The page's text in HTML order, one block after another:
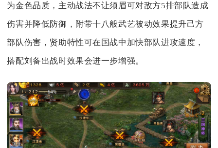
为金色品质，主动战法不让须眉可对敌方5排部队造成
伤害并降低防御，附带十八般武艺被动效果提升己方
部队伤害，贤助特性可在国战中加快部队进攻速度，
搭配刘备出战时效果会进一步增强。